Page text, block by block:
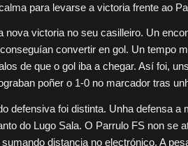
para levarse a victoria frente ao
victoria no seu casilleiro. Un
convertir en gol. Un tempo
de que o gol iba a chegar. Así foi,
poñer o 1-0 no marcador tras
defensiva foi distinta. Unha defensa a
do Lugo Sala. O Parrulo FS non se
distancia no electrónico. A